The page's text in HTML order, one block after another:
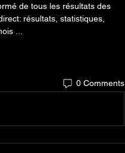
de tous les résultats des
résultats, statistiques,
...
0 Comments